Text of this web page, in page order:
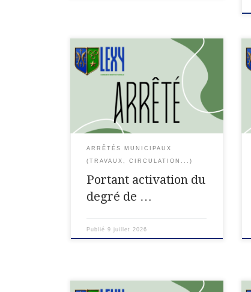
ARRÊTÉ n°34/2026/SIDPC Portant
activation du degré de danger
« sévère » sur le département de
Meurthe-et-Moselle dans le cadre
de la prévention du risque
d’incendie de forêt et de végétation
LE PRÉFET […]
ARRÊTÉS MUNICIPAUX
(TRAVAUX, CIRCULATION...)
Portant activation du
degré de …
Publié9 juillet 2026